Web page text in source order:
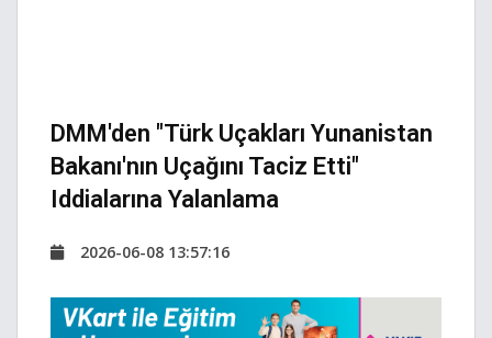
DMM'den "Türk Uçakları Yunanistan
Bakanı'nın Uçağını Taciz Etti"
Iddialarına Yalanlama
2026-06-08 13:57:16